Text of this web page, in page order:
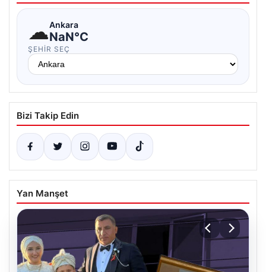
☁Ankara
NaN°C
ŞEHIR SEÇ
Bizi Takip Edin
Yan Manşet